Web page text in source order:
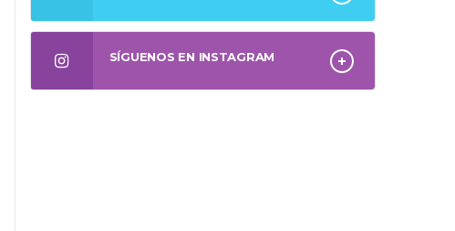
SÍGUENOS EN INSTAGRAM